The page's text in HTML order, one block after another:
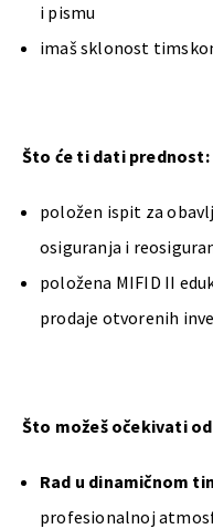
i pismu
imaš sklonost
Što će ti dati prednost:
položen ispit za
osiguranja i
položena MIFID II
prodaje otvorenih
Što možeš očekivati
Rad u dinamičnom
profesionalnoj